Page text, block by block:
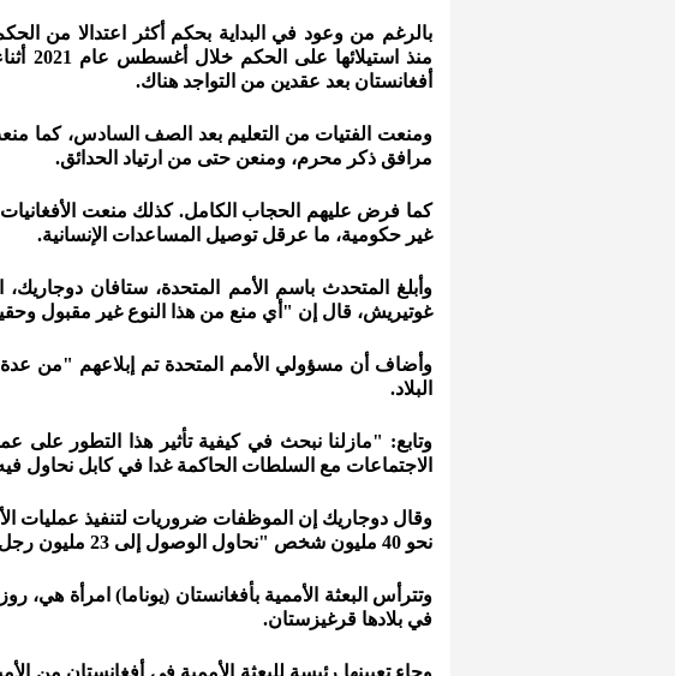
بالرغم من وعود في البداية بحكم أكثر اعتدالا من
منذ
أفغانستان بعد عقدين من التواجد هناك.
ومنعت الفتيات من التعليم بعد الصف السادس، كما
مرافق ذكر محرم، ومنعن حتى من ارتياد الحدائق.
كما فرض عليهم الحجاب الكامل. كذلك منعت
غير حكومية، ما عرقل توصيل المساعدات الإنسانية.
وأبلغ المتحدث باسم الأمم المتحدة، ستافان دوجاريك،
غوتيريش، قال إن "أي منع من هذا النوع غير مقبول
وأضاف أن مسؤولي الأمم المتحدة تم إبلاعهم "من
البلاد.
وتابع: "مازلنا نبحث في كيفية تأثير هذا التطور على
الاجتماعات مع السلطات الحاكمة غدا في كابل نحاول
وقال دوجاريك إن الموظفات ضروريات لتنفيذ عمليات
نحو 40 مليون شخص "نحاول الوصول إلى 23 مليون رجل وامرأة وطفل بالمساعدات الإنسانية".
وتترأس البعثة الأممية بأفغانستان (يوناما) امرأة هي،
في بلادها قرغيزستان.
وجاء تعيينها رئيسة للبعثة الأممية في أفغانستان من